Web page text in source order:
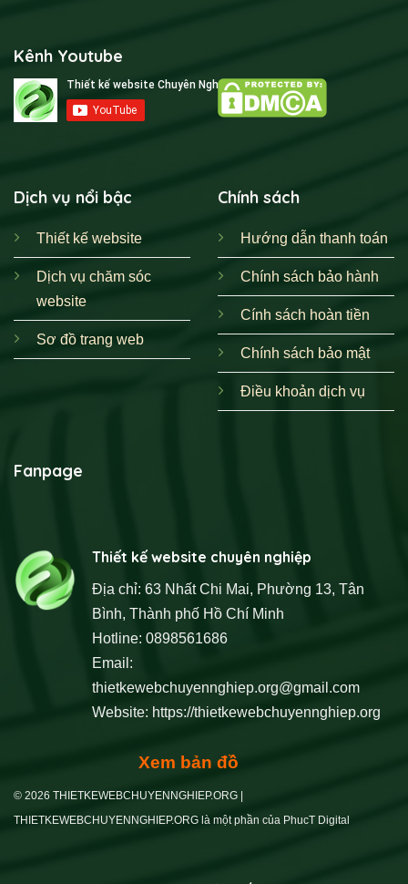
Kênh Youtube
Dịch vụ nổi bậc
Thiết kế website
Dịch vụ chăm sóc
website
Sơ đồ trang web
Chính sách
Hướng dẫn thanh toán
Chính sách bảo hành
Cính sách hoàn tiền
Chính sách bảo mật
Điều khoản dịch vụ
Fanpage
Thiết kế website chuyên nghiệp
Địa chỉ: 63 Nhất Chi Mai, Phường 13, Tân
Bình, Thành phố Hồ Chí Minh
Hotline: 0898561686
Email:
thietkewebchuyennghiep.org@gmail.com
Website: https://thietkewebchuyennghiep.org
Xem bản đồ
© 2026 THIETKEWEBCHUYENNGHIEP.ORG |
THIETKEWEBCHUYENNGHIEP.ORG là một phần của PhucT Digital